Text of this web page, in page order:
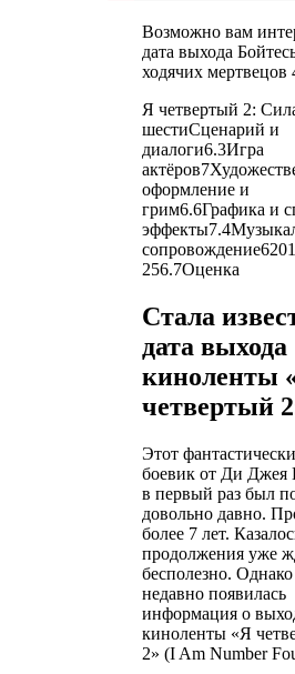
Возможно вам
дата выхода
ходячих мертвецов
Я четвертый 2:
шестиСценарий и
диалоги6.3Игра
актёров7
оформление и
грим6.6Графика и
эффекты7.4
сопровождение6
256.7Оценка
Стала
дата выхода
киноленты
четвертый
Этот
боевик от Ди Джея
в первый раз был
довольно давно.
более 7 лет.
продолжения уже
бесполезно.
недавно появилась
информация о
киноленты «Я
2» (I Am Number